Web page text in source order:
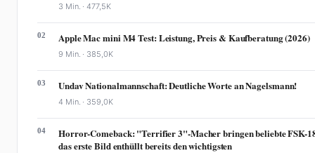
3 Min. ·477,5K
02 Apple Mac mini M4 Test: Leistung, Preis & Kaufberatung (2026)
9 Min. · 385,0K
03 Undav Nationalmannschaft: Deutliche Worte an Nagelsmann!
4 Min. · 359,0K
04
Horror-Comeback: "Terrifier 3"-Macher bringen beliebte FSK-
das erste Bild enthüllt bereits den wichtigsten